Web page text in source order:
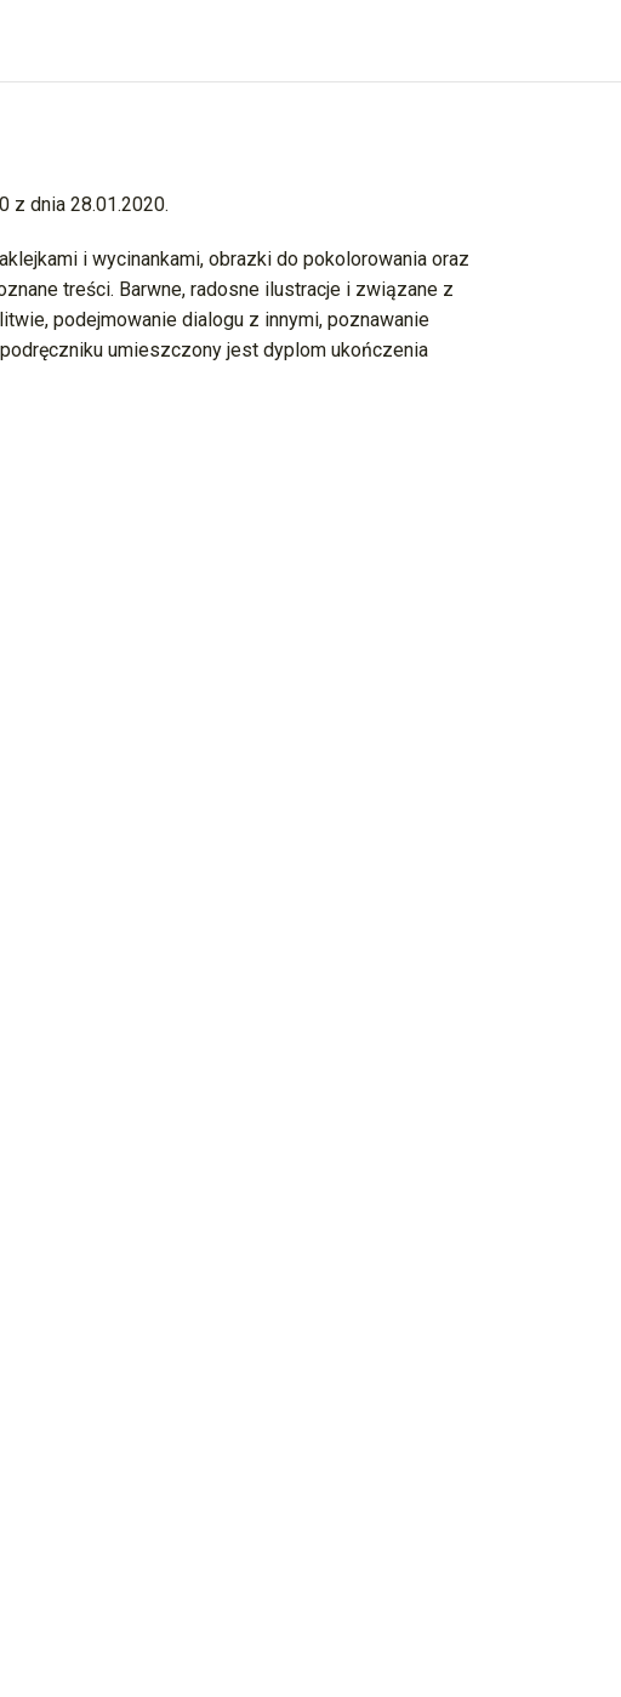
z dnia 28.01.2020.
i wycinankami, obrazki do pokolorowania oraz
treści. Barwne, radosne ilustracje i związane z
podejmowanie dialogu z innymi, poznawanie
umieszczony jest dyplom ukończenia